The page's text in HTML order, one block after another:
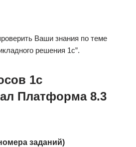
Ваши знания по теме
решения 1c”.
1c
Платформа 8.3
заданий)